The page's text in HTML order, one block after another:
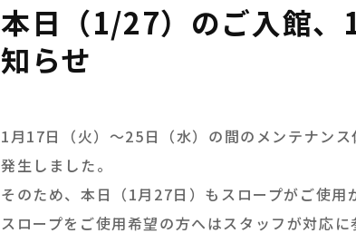
本日（1/27）のご入館、
知らせ
1月17日（火）～25日（水）の間のメンテナン
発生しました。
そのため、本日（1月27日）もスロープがご使用
スロープをご使用希望の方へはスタッフが対応